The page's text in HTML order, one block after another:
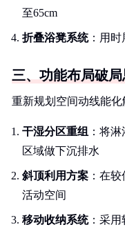
至65cm
折叠浴凳系统：用时
三、功能布局破
重新规划空间动线能化
干湿分区重组 ：将
区域做下沉排水
斜顶利用方案 ：在
活动空间
移动收纳系统：采用